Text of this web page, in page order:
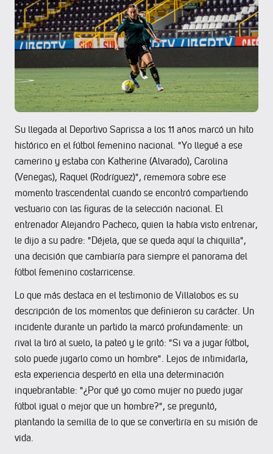
Su llegada al Deportivo Saprissa a los 11 años marcó un hito
histórico en el fútbol femenino nacional. "Yo llegué a ese
camerino y estaba con Katherine (Alvarado), Carolina
(Venegas), Raquel (Rodríguez)", rememora sobre ese
momento trascendental cuando se encontró compartiendo
vestuario con las figuras de la selección nacional. El
entrenador Alejandro Pacheco, quien la había visto entrenar,
le dijo a su padre: "Déjela, que se queda aquí la chiquilla",
una decisión que cambiaría para siempre el panorama del
fútbol femenino costarricense.
Lo que más destaca en el testimonio de Villalobos es su
descripción de los momentos que definieron su carácter. Un
incidente durante un partido la marcó profundamente: un
rival la tiró al suelo, la pateó y le gritó: "Si va a jugar fútbol,
solo puede jugarlo como un hombre". Lejos de intimidarla,
esta experiencia despertó en ella una determinación
inquebrantable: "¿Por qué yo como mujer no puedo jugar
fútbol igual o mejor que un hombre?", se preguntó,
plantando la semilla de lo que se convertiría en su misión de
vida.